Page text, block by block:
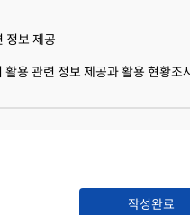
정보 제공
용 관련 정보 제공과 활용 현황조
작성완료